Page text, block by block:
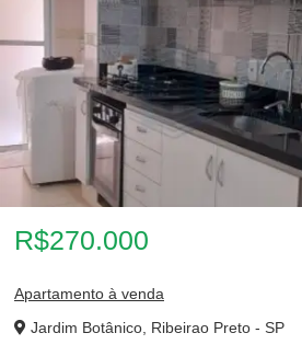
R$270.000
Apartamento à venda
Jardim Botânico, Ribeirao Preto - SP